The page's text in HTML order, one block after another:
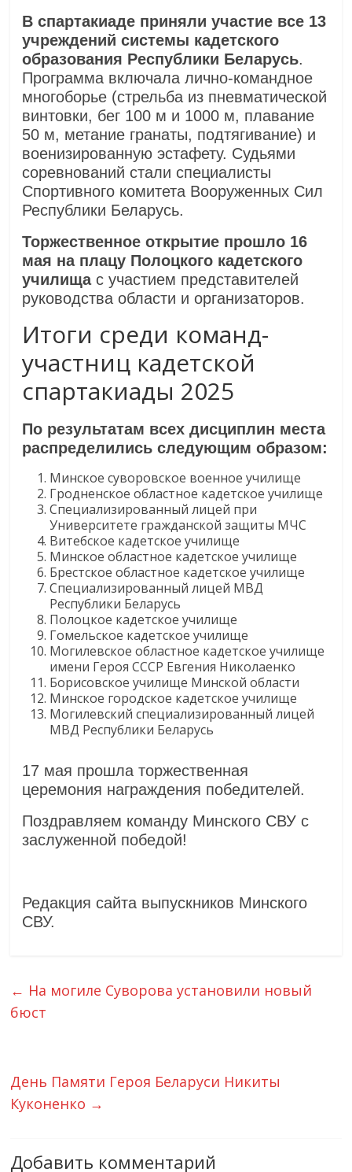
В спартакиаде приняли участие все 13
учреждений системы кадетского
образования Республики Беларусь.
Программа включала лично-командное
многоборье (стрельба из пневматической
винтовки, бег 100 м и 1000 м, плавание
50 м, метание гранаты, подтягивание) и
военизированную эстафету. Судьями
соревнований стали специалисты
Спортивного комитета Вооруженных Сил
Республики Беларусь.
Торжественное открытие прошло 16
мая на плацу Полоцкого кадетского
училищас участием представителей
руководства области и организаторов.
Итоги среди команд-
участниц кадетской
спартакиады 2025
По результатам всех дисциплин места
распределились следующим образом:
Минское суворовское военное училище
Гродненское областное кадетское училище
Специализированный лицей при
Университете гражданской защиты МЧС
Витебское кадетское училище
Минское областное кадетское училище
Брестское областное кадетское училище
Специализированный лицей МВД
Республики Беларусь
Полоцкое кадетское училище
Гомельское кадетское училище
Могилевское областное кадетское училище
имени Героя СССР Евгения Николаенко
Борисовское училище Минской области
Минское городское кадетское училище
Могилевский специализированный лицей
МВД Республики Беларусь
17 мая прошла торжественная
церемония награждения победителей.
Поздравляем команду Минского СВУ с
заслуженной победой!
Редакция сайта выпускников Минского
СВУ.
← На могиле Суворова установили новый
бюст
День Памяти Героя Беларуси Никиты
Куконенко →
Добавить комментарий